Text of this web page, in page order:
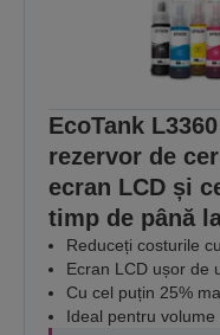
EcoTank
rezervor de
ecran LCD și
timp de până
Reduceți costurile
Ecran LCD ușor de
Cu cel puțin 25%
Ideal pentru